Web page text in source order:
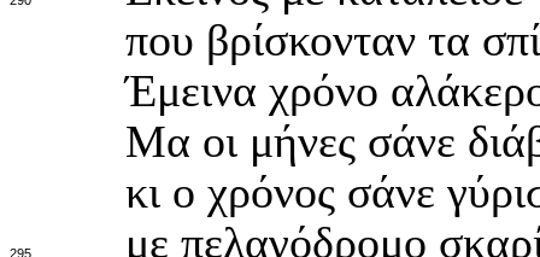
που βρίσκονταν τα
Έμεινα χρόνο
Μα οι μήνες σάνε
κι ο χρόνος σάνε
295
με πελαγόδρομο